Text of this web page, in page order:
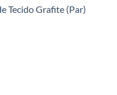
Tecido Grafite (Par)